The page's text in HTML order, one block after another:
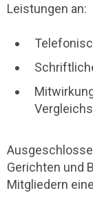
Leistungen an:
Gerichten und
Mitgliedern